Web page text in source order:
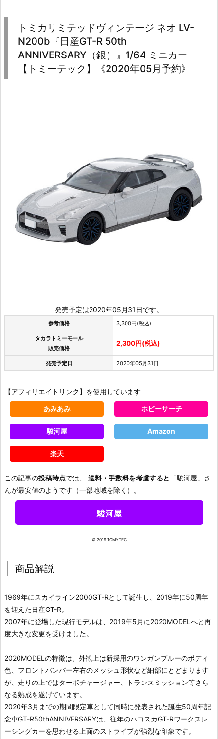
トミカリミテッドヴィンテージ ネオ LV-
N200b『日産GT-R 50th
ANNIVERSARY（銀）』1/64 ミニカー
【トミーテック】《2020年05月予約》
発売予定は2020年05月31日です。
参考価格 3,300円(税込)
タカラトミーモール
販売価格
2,300円(税込)
発売予定日 2020年05月31日
【アフィリエイトリンク】を使用しています
あみあみ ホビーサーチ
駿河屋 Amazon
楽天
この記事の投稿時点では、 送料・手数料を考慮すると 「駿河屋」さ
んが最安値のようです（一部地域を除く）。
駿河屋
© 2019 TOMYTEC
商品解説
1969年にスカイライン2000GT-Rとして誕生し、2019年に50周年
を迎えた日産GT-R。
2007年に登場した現行モデルは、2019年5月に2020MODELへと再
度大きな変更を受けました。
2020MODELの特徴は、外観上は新採用のワンガンブルーのボディ
色、フロントバンパー左右のメッシュ形状など細部にとどまります
が、走りの上ではターボチャージャー、トランスミッション等さら
なる熟成を遂げています。
2020年3月までの期間限定車として同時に発表された誕生50周年記
念車GT-R50thANNIVERSARYは、往年のハコスカGT-Rワークスレ
ーシングカーを思わせる上面のストライプが強烈な印象です。